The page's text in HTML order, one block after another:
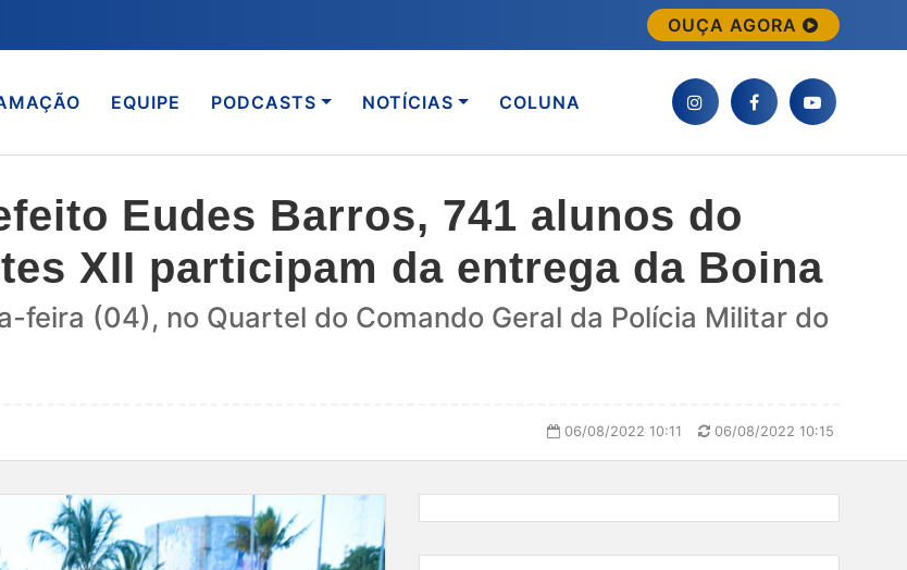
OUÇA AGORA
EQUIPE PODCASTS NOTÍCIAS COLUNA
Eudes Barros, 741 alunos do
XII participam da entrega da Boina
feira (04), no Quartel do Comando Geral da Polícia Militar do
06/08/2022 10:11 06/08/2022 10:15